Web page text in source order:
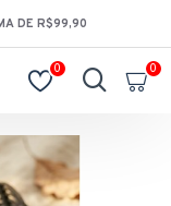
DE R$99,90
0 0